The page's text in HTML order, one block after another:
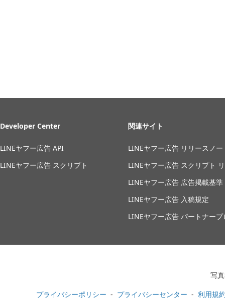
Developer Center
LINEヤフー広告 API
LINEヤフー広告 スクリプト
関連サイト
LINEヤフー広告 リリースノー
LINEヤフー広告 スクリプト
LINEヤフー広告 広告掲載基準
LINEヤフー広告 入稿規定
LINEヤフー広告 パートナー
写
プライバシーポリシー
プライバシーセンター 利用規